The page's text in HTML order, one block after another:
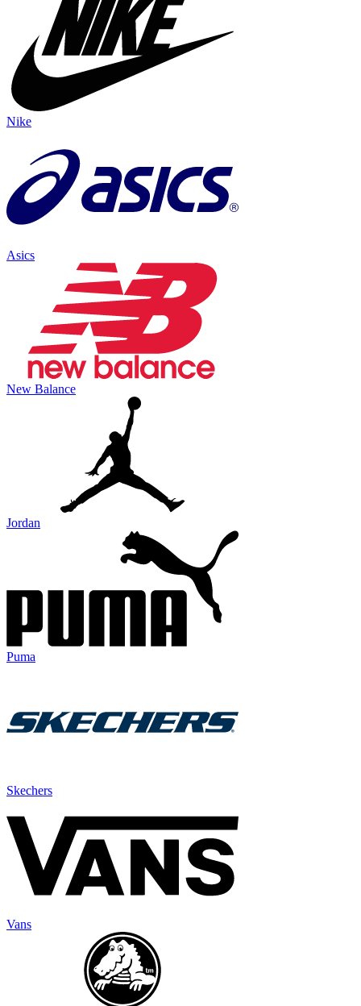
Nike
Asics
New Balance
Jordan
Puma
Skechers
Vans